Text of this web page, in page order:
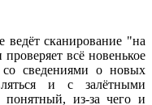
ведёт сканирование "на
всё новенькое
сведениями о новых
и с залётными
из-за чего и